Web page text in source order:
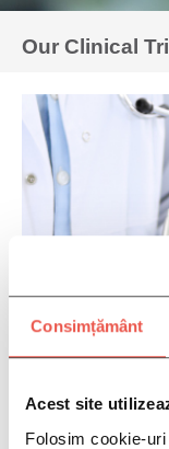
Consimțământ
Acest site
Folosim cookie-
Our Clinical